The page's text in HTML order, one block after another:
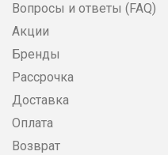
Вопросы и ответы (FAQ)
Акции
Бренды
Рассрочка
Доставка
Оплата
Возврат